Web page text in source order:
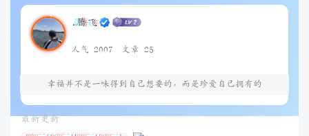
.腾飞
人气 2007 文章 25
幸福并不是一味得到自己想要的，而是珍爱自己拥有的
最新更新